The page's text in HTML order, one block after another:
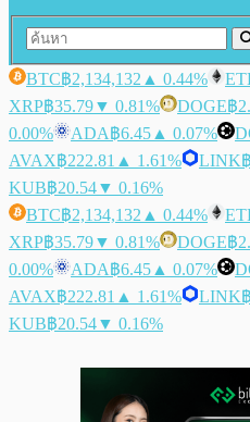
BTC฿2,134,132 ▲ 0.44%
XRP฿35.79▼ 0.81% DOGE฿
0.00%
ADA฿6.45 ▲ 0.07%
AVAX฿222.81 ▲ 1.61% LINK
KUB฿20.54▼ 0.16%
BTC฿2,134,132 ▲ 0.44%
XRP฿35.79▼ 0.81% DOGE฿
0.00%
ADA฿6.45 ▲ 0.07%
AVAX฿222.81 ▲ 1.61% LINK
KUB฿20.54▼ 0.16%